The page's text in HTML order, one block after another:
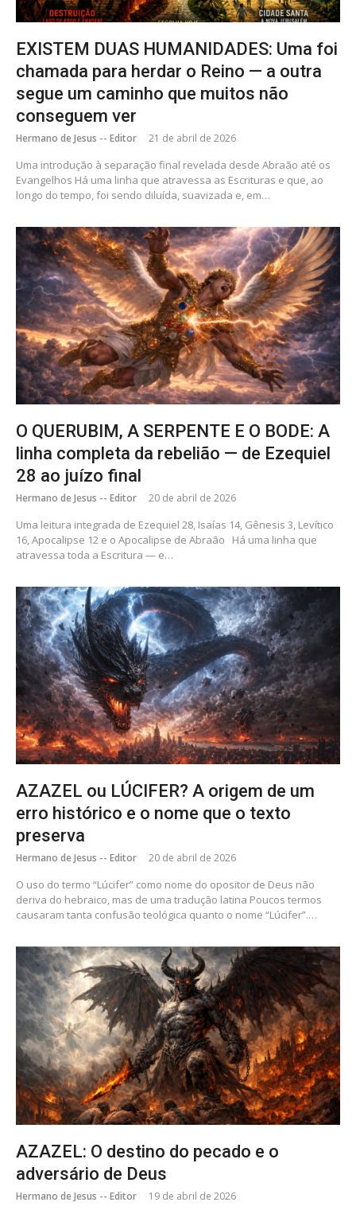
EXISTEM DUAS HUMANIDADES: Uma foi
chamada para herdar o Reino — a outra
segue um caminho que muitos não
conseguem ver
Hermano de Jesus -- Editor 21 de abril de 2026
Uma introdução à separação final revelada desde Abraão até os
Evangelhos Há uma linha que atravessa as Escrituras e que, ao
longo do tempo, foi sendo diluída, suavizada e, em…
O QUERUBIM, A SERPENTE E O BODE: A
linha completa da rebelião — de Ezequiel
28 ao juízo final
Hermano de Jesus -- Editor 20 de abril de 2026
Uma leitura integrada de Ezequiel 28, Isaías 14, Gênesis 3, Levítico
16, Apocalipse 12 e o Apocalipse de Abraão Há uma linha que
atravessa toda a Escritura — e…
AZAZEL ou LÚCIFER? A origem de um
erro histórico e o nome que o texto
preserva
Hermano de Jesus -- Editor 20 de abril de 2026
O uso do termo “Lúcifer” como nome do opositor de Deus não
deriva do hebraico, mas de uma tradução latina Poucos termos
causaram tanta confusão teológica quanto o nome “Lúcifer”.…
AZAZEL: O destino do pecado e o
adversário de Deus
Hermano de Jesus -- Editor 19 de abril de 2026